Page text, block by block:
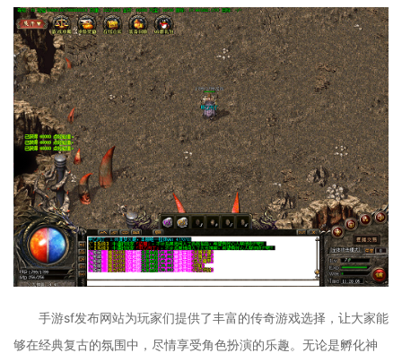
手游sf发布网站为玩家们提供了丰富的传奇游戏选择，让大家能
够在经典复古的氛围中，尽情享受角色扮演的乐趣。无论是孵化神